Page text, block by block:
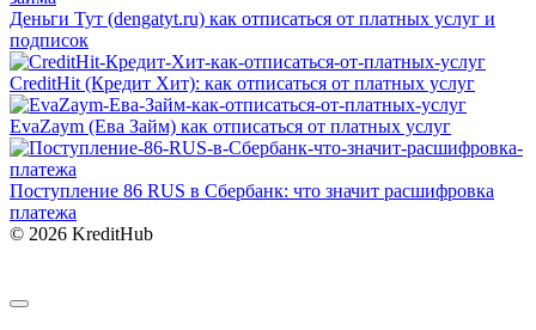
Деньги Тут (dengatyt.ru) как отписаться от платных услуг и
подписок
CreditHit (Кредит Хит): как отписаться от платных услуг
EvaZaym (Ева Займ) как отписаться от платных услуг
Поступление 86 RUS в Сбербанк: что значит расшифровка
платежа
© 2026 KreditHub